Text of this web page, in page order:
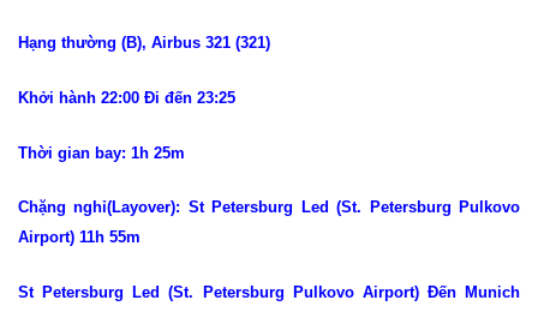
Hạng thường (B), Airbus 321 (321)
Khởi hành 22:00 Đi đến 23:25
Thời gian bay: 1h 25m
Chặng nghỉ(Layover): St Petersburg Led (St. Petersburg Pulkovo
Airport) 11h 55m
St Petersburg Led (St. Petersburg Pulkovo Airport) Đến Munich